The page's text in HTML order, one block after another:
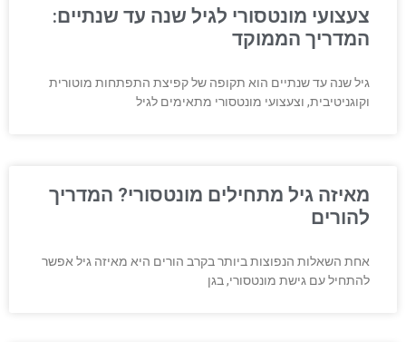
צעצועי מונטסורי לגיל שנה עד שנתיים:
המדריך הממוקד
גיל שנה עד שנתיים הוא תקופה של קפיצת התפתחות מוטורית
וקוגניטיבית, וצעצועי מונטסורי מתאימים לגיל
מאיזה גיל מתחילים מונטסורי? המדריך
להורים
אחת השאלות הנפוצות ביותר בקרב הורים היא מאיזה גיל אפשר
להתחיל עם גישת מונטסורי, בגן